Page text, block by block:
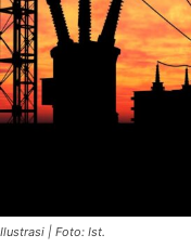
Ilustrasi | Foto: Ist.